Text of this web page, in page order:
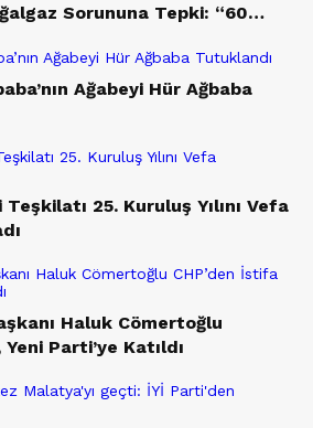
Sorununa Tepki: “60
Ağabeyi Hür Ağbaba
25. Kuruluş Yılını Vefa
Haluk Cömertoğlu
Parti’ye Katıldı